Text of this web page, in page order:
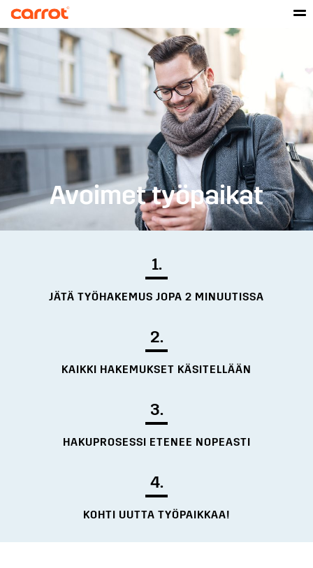
Avoimet työpaikat
1.
JÄTÄ TYÖHAKEMUS JOPA 2 MINUUTISSA
2.
KAIKKI HAKEMUKSET KÄSITELLÄÄN
3.
HAKUPROSESSI ETENEE NOPEASTI
4.
KOHTI UUTTA TYÖPAIKKAA!